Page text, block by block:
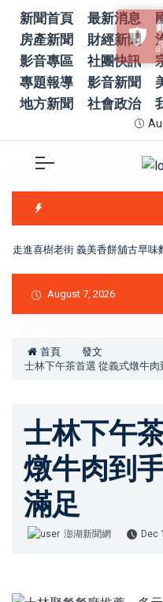
新聞首頁 最新消息
房產新聞
財經新聞
影音專區
社團快訊
專題報導
影音新聞
地方新聞
社會政治
進喜樹老街 義美香餅舖古早味
August 7, 2026
首頁
發文
士林下午茶首選 從義式燉牛肉
士林下午
燉牛肉到
滿足
澎湖新聞網 Dec